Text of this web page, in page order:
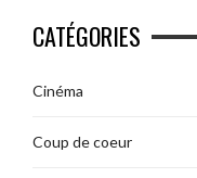
CATÉGORIES
Cinéma
Coup de coeur